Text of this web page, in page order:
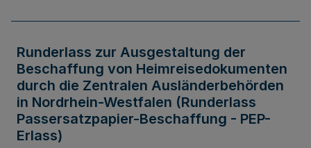
Runderlass zur Ausgestaltung der
Beschaffung von Heimreisedokumenten
durch die Zentralen Ausländerbehörden
in Nordrhein-Westfalen (Runderlass
Passersatzpapier-Beschaffung - PEP-
Erlass)